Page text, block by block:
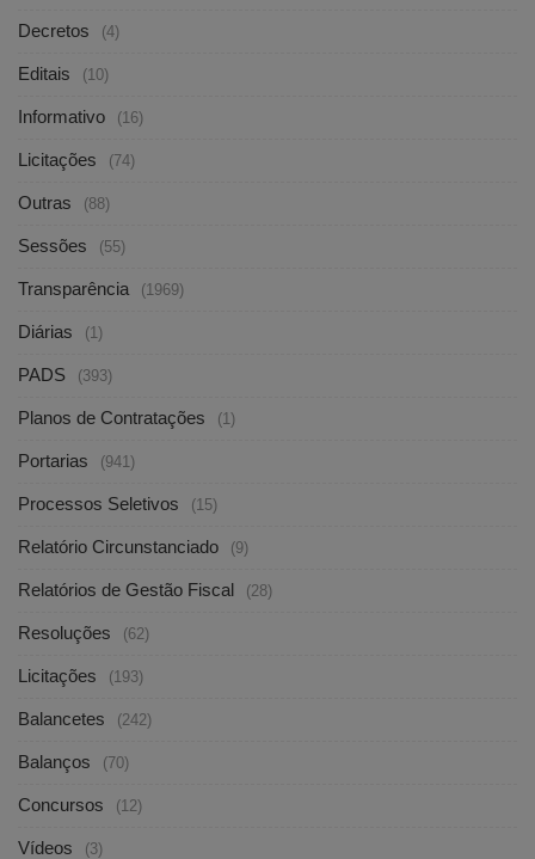
Decretos (4)
Editais (10)
Informativo (16)
Licitações (74)
Outras (88)
Sessões (55)
Transparência (1969)
Diárias (1)
PADS (393)
Planos de Contratações (1)
Portarias (941)
Processos Seletivos (15)
Relatório Circunstanciado (9)
Relatórios de Gestão Fiscal (28)
Resoluções (62)
Licitações (193)
Balancetes (242)
Balanços (70)
Concursos (12)
Vídeos (3)